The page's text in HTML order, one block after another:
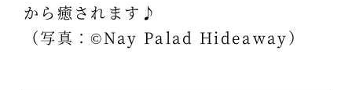
から癒されます♪
（写真：©Nay Palad Hideaway）